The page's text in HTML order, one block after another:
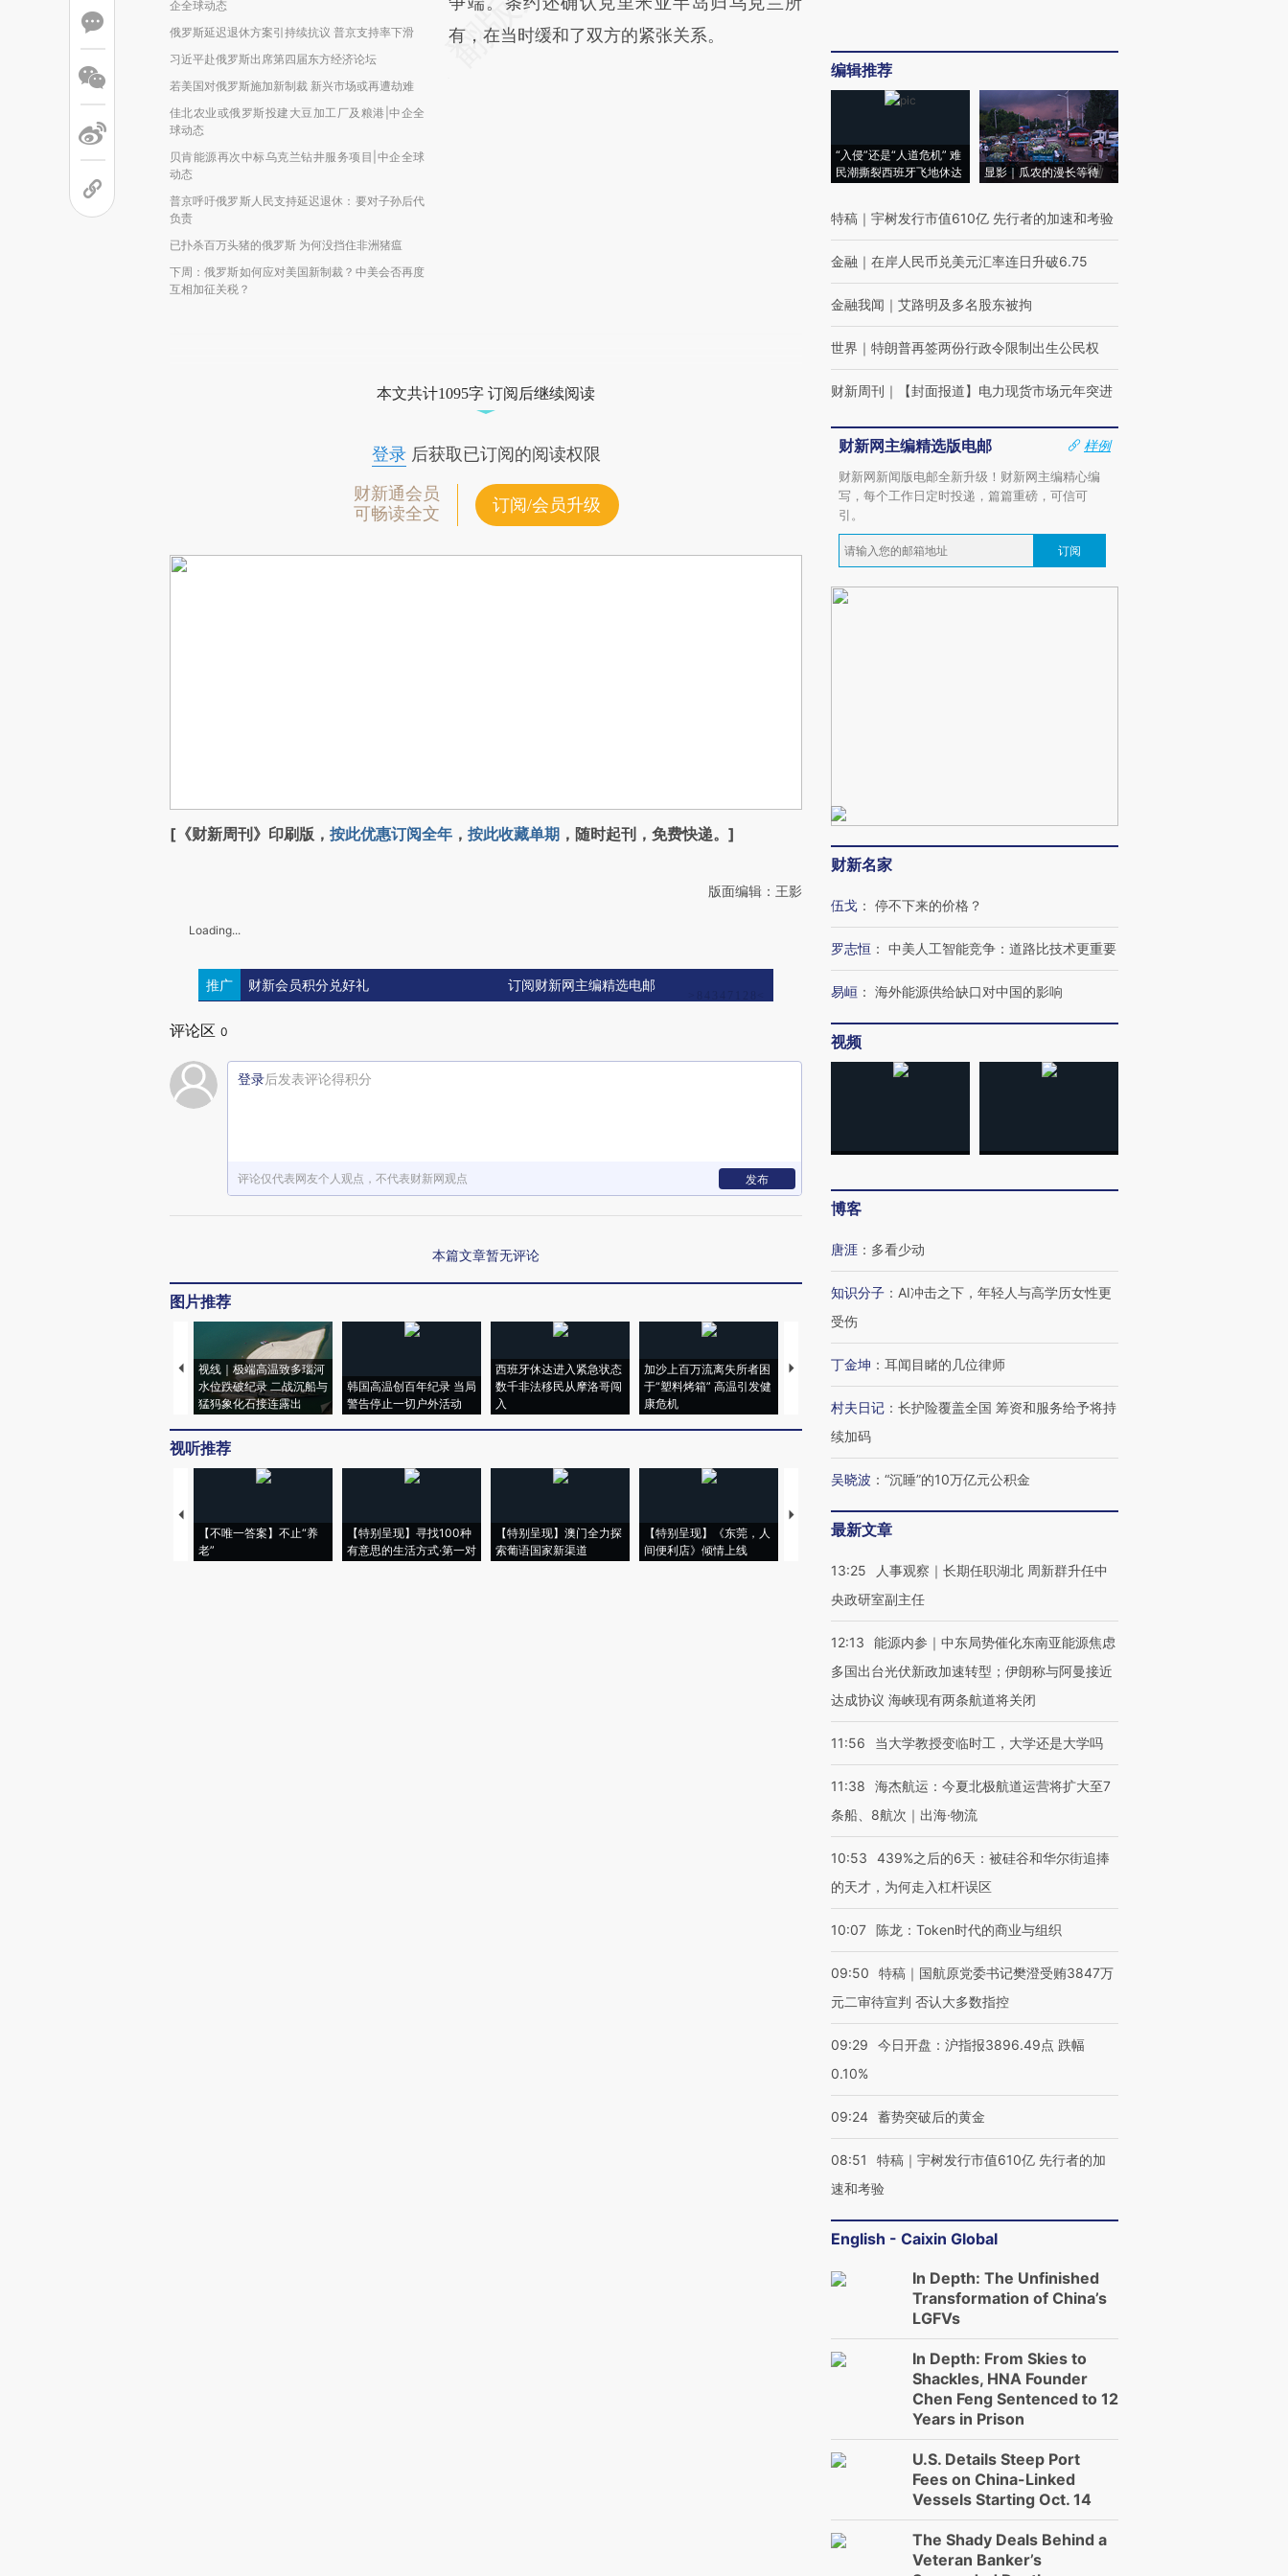
企全球动态
俄罗斯延迟退休方案引持续抗议 普京支持率下滑
习近平赴俄罗斯出席第四届东方经济论坛
若美国对俄罗斯施加新制裁 新兴市场或再遭劫难
佳北农业或俄罗斯投建大豆加工厂及粮港|中企全
球动态
贝肯能源再次中标乌克兰钻井服务项目|中企全球
动态
普京呼吁俄罗斯人民支持延迟退休：要对子孙后代
负责
已扑杀百万头猪的俄罗斯 为何没挡住非洲猪瘟
下周：俄罗斯如何应对美国新制裁？中美会否再度
互相加征关税？
有，在当时缓和了双方的紧张关系。
本文共计1095字 订阅后继续阅读
登录后获取已订阅的阅读权限
财新通会员
可畅读全文
订阅/会员升级
[《财新周刊》印刷版， 按此优惠订阅全年 ， 按此收藏单期 ，随时起刊，免费快递。]
版面编辑：王影
Loading...
推广 财新会员积分兑好礼 订阅财新网主编精选电邮
评论区 0
登录后发表评论得积分
评论仅代表网友个人观点，不代表财新网观点 发布
本篇文章暂无评论
图片推荐
视线｜极端高温致多瑙河
水位跌破纪录 二战沉船与
猛犸象化石接连露出
韩国高温创百年纪录 当局
警告停止一切户外活动
西班牙休达进入紧急状态
数千非法移民从摩洛哥闯
入
加沙上百万流离失所者困
于“塑料烤箱” 高温引发健
康危机
视线｜HYROX的吸金
术：是什么让中产们甘
心“花钱找虐”？
马航飞行员跨国走私7万
粒摇头丸 尿检体内含3种
毒品
度Z世代 用街头抗争将教
育部长拱下台
视听推荐
【不唯一答案】不止“养
老”
【特别呈现】寻找100种
有意思的生活方式·第一对
【特别呈现】澳门全力探
索葡语国家新渠道
【特别呈现】《东莞，人
间便利店》倾情上线
【推广】走进第四届链博
会，让数智科技“链”接产
【商旅对话】华住集团
编辑推荐
“入侵”还是“人道危机” 难
民潮撕裂西班牙飞地休达
显影｜瓜农的漫长等待
特稿 ｜ 宇树发行市值610亿 先行者的加速和考验
金融 ｜ 在岸人民币兑美元汇率连日升破6.75
金融我闻 ｜ 艾路明及多名股东被拘
世界 ｜ 特朗普再签两份行政令限制出生公民权
财新周刊 ｜ 【封面报道】电力现货市场元年突进
财新网主编精选版电邮
样例
财新网新闻版电邮全新升级！财新网主编精心编
写，每个工作日定时投递，篇篇重磅，可信可
引。
订阅
财新名家
伍戈 ： 停不下来的价格？
罗志恒 ： 中美人工智能竞争：道路比技术更重要
易峘 ： 海外能源供给缺口对中国的影响
视频
博客
唐涯 ： 多看少动
知识分子 ： AI冲击之下，年轻人与高学历女性更
受伤
丁金坤 ： 耳闻目睹的几位律师
村夫日记 ： 长护险覆盖全国 筹资和服务给予将持
续加码
吴晓波 ： “沉睡”的10万亿元公积金
最新文章
13:25
人事观察｜长期任职湖北 周新群升任中
央政研室副主任
12:13
能源内参｜中东局势催化东南亚能源焦虑
多国出台光伏新政加速转型；伊朗称与阿曼接近
达成协议 海峡现有两条航道将关闭
11:56 当大学教授变临时工，大学还是大学吗
11:38
海杰航运：今夏北极航道运营将扩大至7
条船、8航次｜出海·物流
10:53
439%之后的6天：被硅谷和华尔街追捧
的天才，为何走入杠杆误区
10:07 陈龙：Token时代的商业与组织
09:50
特稿｜国航原党委书记樊澄受贿3847万
元二审待宣判 否认大多数指控
09:29
今日开盘：沪指报3896.49点 跌幅
0.10%
09:24 蓄势突破后的黄金
08:51
特稿｜宇树发行市值610亿 先行者的加
速和考验
English - Caixin Global
In Depth: The Unfinished
Transformation of China’s
LGFVs
In Depth: From Skies to
Shackles, HNA Founder
Chen Feng Sentenced to 12
Years in Prison
U.S. Details Steep Port
Fees on China-Linked
Vessels Starting Oct. 14
The Shady Deals Behind a
Veteran Banker’s